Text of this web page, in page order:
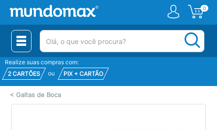
0
(pesquisar)
Realize suas compras com:
2 CARTÕES
ou PIX + CARTÃO
< Gaitas de Boca